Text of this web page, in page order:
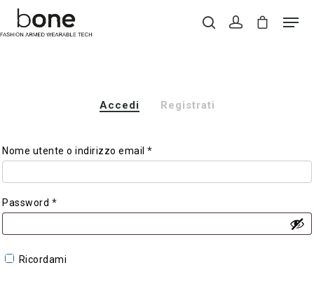
Accedi Registrati
Nome utente o indirizzo email*
Password *
Ricordami